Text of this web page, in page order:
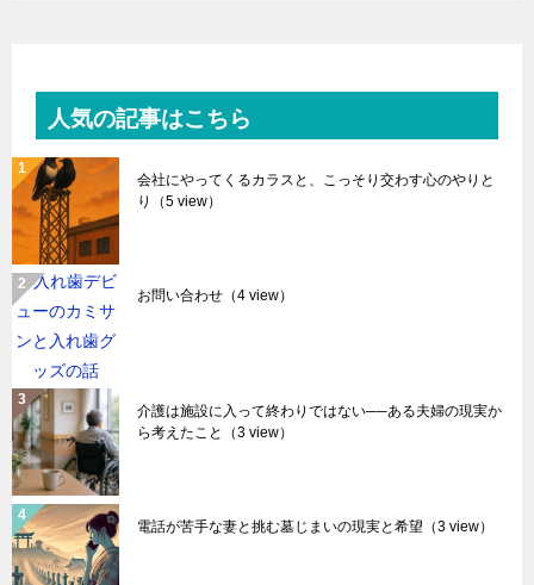
人気の記事はこちら
会社にやってくるカラスと、こっそり交わす心のやりと
り
（5 view）
お問い合わせ （4 view）
介護は施設に入って終わりではない──ある夫婦の現実か
ら考えたこと
（3 view）
電話が苦手な妻と挑む墓じまいの現実と希望 （3 view）